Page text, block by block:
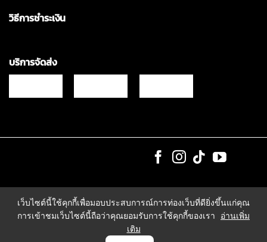
วิธีการชำระเงิน
บริการจัดส่ง
เว็บไซต์นี้ใช้คุกกี้เพื่อมอบประสบการณ์การท่องเว็บที่ดียิ่งขึ้นแก่คุณ
การเข้าชมเว็บไซต์นี้ถือว่าคุณยอมรับการใช้คุกกี้ของเรา
อ่านเพิ่ม
เติม